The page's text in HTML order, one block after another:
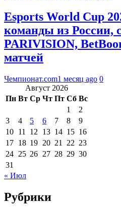
Esports World Cup
команды из России,
PARIVISION,
матчей
Чемпионат.com1 месяц ago 0
Август 2026
Пн Вт Ср Чт Пт Сб Вс
1
2
3
4 5 6 7 8
9
10 11 12 13 14 15 16
17 18 19 20 21 22 23
24 25 26 27 28 29 30
31
« Июл
Рубрики